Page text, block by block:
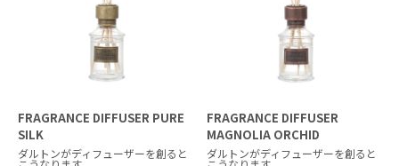
FRAGRANCE DIFFUSER PURE
SILK
ダルトンがディフューザーを創ると
FRAGRANCE DIFFUSER
MAGNOLIA ORCHID
ダルトンがディフューザーを創ると